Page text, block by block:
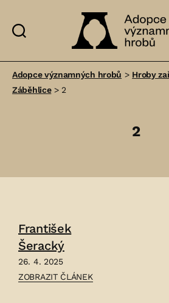
Adopce významných hrobů > Hroby
Záběhlice> 2
2
František
Šeracký
26. 4. 2025
ČLÁNEK:
ZOBRAZIT ČLÁNEK